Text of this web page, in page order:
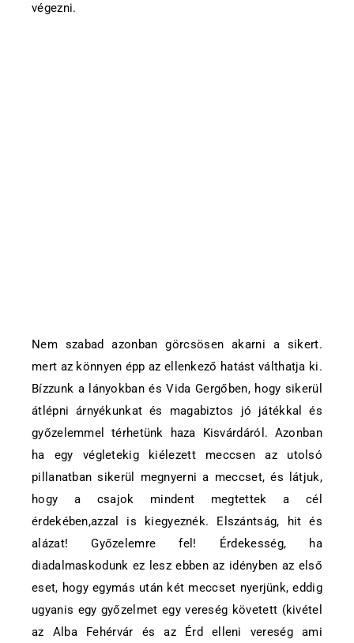
végezni.
Nem szabad azonban görcsösen akarni a sikert.
mert az könnyen épp az ellenkező hatást válthatja ki.
Bízzunk a lányokban és Vida Gergőben, hogy sikerül
átlépni árnyékunkat és magabiztos jó játékkal és
győzelemmel térhetünk haza Kisvárdáról. Azonban
ha egy végletekig kiélezett meccsen az utolsó
pillanatban sikerül megnyerni a meccset, és látjuk,
hogy a csajok mindent megtettek a cél
érdekében,azzal is kiegyeznék. Elszántság, hit és
alázat! Győzelemre fel! Érdekesség, ha
diadalmaskodunk ez lesz ebben az idényben az első
eset, hogy egymás után két meccset nyerjünk, eddig
ugyanis egy győzelmet egy vereség követett (kivétel
az Alba Fehérvár és az Érd elleni vereség ami